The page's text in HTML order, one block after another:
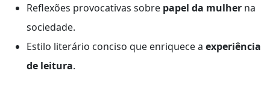
Reflexões provocativas sobre papel da mulher na
sociedade.
Estilo literário conciso que enriquece a experiência
de leitura.